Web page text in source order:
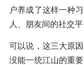
户养成了这样一种
人、朋友间的社交
可以说，这三大原
没能一统江山的重